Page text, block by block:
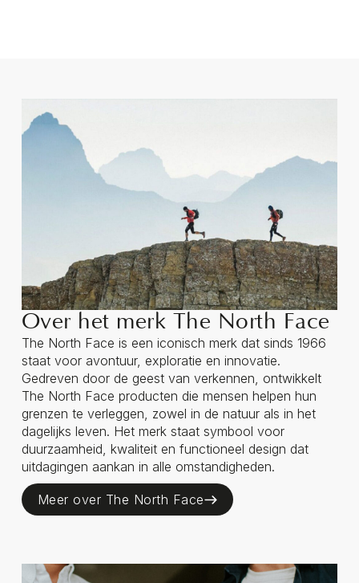
Over het merk The North Face
The North Face is een iconisch merk dat sinds 1966
staat voor avontuur, exploratie en innovatie.
Gedreven door de geest van verkennen, ontwikkelt
The North Face producten die mensen helpen hun
grenzen te verleggen, zowel in de natuur als in het
dagelijks leven. Het merk staat symbool voor
duurzaamheid, kwaliteit en functioneel design dat
uitdagingen aankan in alle omstandigheden.
Meer over The North Face